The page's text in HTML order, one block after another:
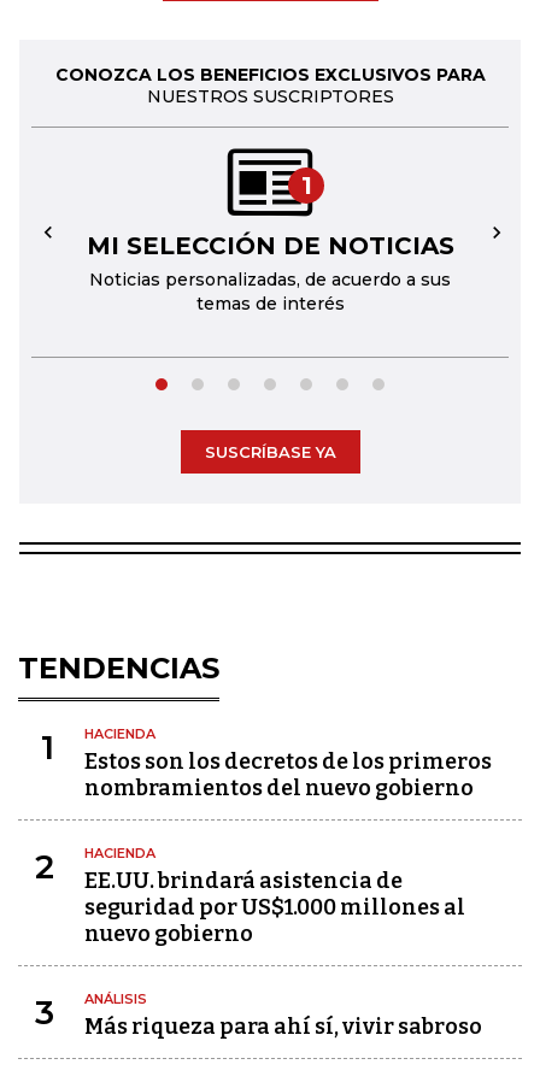
CONOZCA LOS BENEFICIOS EXCLUSIVOS PARA
NUESTROS SUSCRIPTORES
1
MI SELECCIÓN DE NOTICIAS
Noticias personalizadas, de acuerdo a sus
temas de interés
← →
SUSCRÍBASE YA
TENDENCIAS
1 HACIENDA
Estos son los decretos de los primeros
nombramientos del nuevo gobierno
2 HACIENDA
EE.UU. brindará asistencia de
seguridad por US$1.000 millones al
nuevo gobierno
3 ANÁLISIS
Más riqueza para ahí sí, vivir sabroso